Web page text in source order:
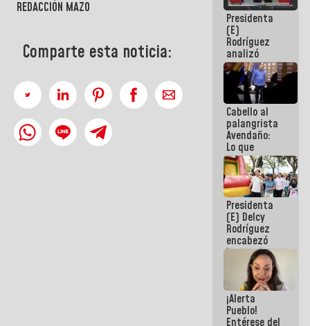
REDACCIÓN MAZO
Comparte esta noticia:
Constitución
de la
República
Presidenta
(E)
Rodríguez
analizó
junto a
gobernadores
planes de
recuperación
del Sistema
Eléctrico
Nacional
Cabello al
palangrista
Avendaño:
Lo que
vayas a
escribir
hazlo hoy
por que no
sabemos si
la semana
que viene
hay
programa
Presidenta
(E) Delcy
Rodríguez
encabezó
lanzamiento
del Plan
Nacional de
Recreación
Vacacional
¡Alerta
Pueblo!
Entérese del